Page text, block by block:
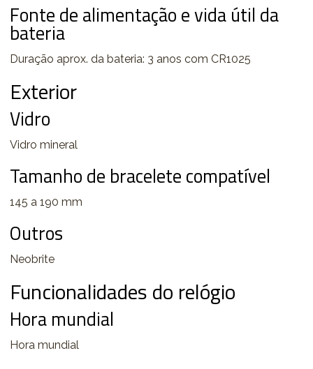
Fonte de alimentação e vida útil da
bateria
Duração aprox. da bateria: 3 anos com CR1025
Exterior
Vidro
Vidro mineral
Tamanho de bracelete compatível
145 a 190 mm
Outros
Neobrite
Funcionalidades do relógio
Hora mundial
Hora mundial